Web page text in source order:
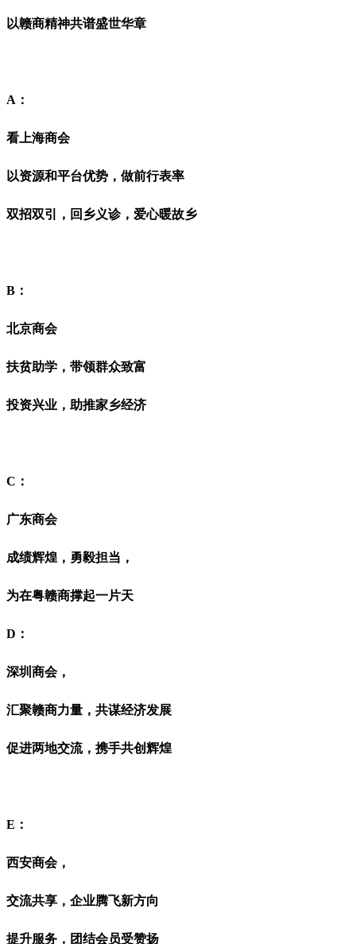
以赣商精神共谱盛世华章
A：
看上海商会
以资源和平台优势，做前行表率
双招双引，回乡义诊，爱心暖故乡
B：
北京商会
扶贫助学，带领群众致富
投资兴业，助推家乡经济
C：
广东商会
成绩辉煌， 勇毅担当，
为在粤赣商撑起一片天
D：
深圳商会，
汇聚赣商力量，共谋经济发展
促进两地交流，携手共创辉煌
E：
西安商会，
交流共享，企业腾飞新方向
提升服务，团结会员受赞扬